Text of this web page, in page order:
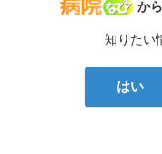
病
か
知りたい
はい